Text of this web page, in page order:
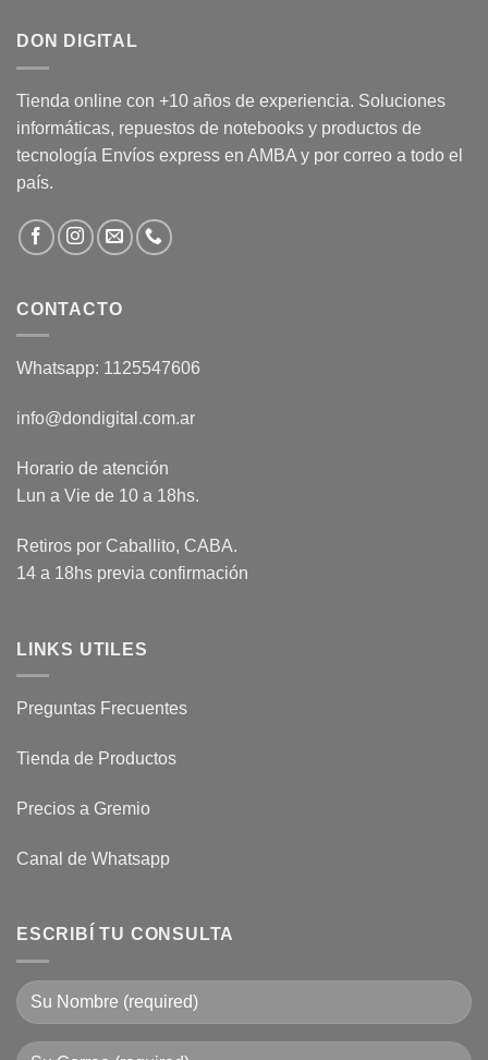
DON DIGITAL
Tienda online con +10 años de experiencia. Soluciones
informáticas, repuestos de notebooks y productos de
tecnología Envíos express en AMBA y por correo a todo el
país.
CONTACTO
Whatsapp: 1125547606
info@dondigital.com.ar
Horario de atención
Lun a Vie de 10 a 18hs.
Retiros por Caballito, CABA.
14 a 18hs previa confirmación
LINKS UTILES
Preguntas Frecuentes
Tienda de Productos
Precios a Gremio
Canal de Whatsapp
ESCRIBÍ TU CONSULTA